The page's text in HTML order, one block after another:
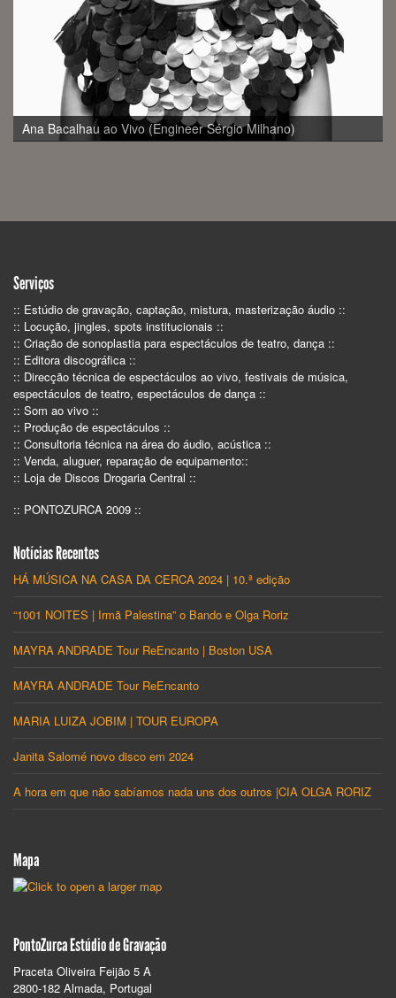
Mayra Andrade ReEncanto ao Vivo (Engineer Sérgio Milhano)
Serviços
:: Estúdio de gravação, captação, mistura, masterização áudio ::
:: Locução, jingles, spots institucionais ::
:: Criação de sonoplastia para espectáculos de teatro, dança ::
:: Editora discográfica ::
:: Direcção técnica de espectáculos ao vivo, festivais de música,
espectáculos de teatro, espectáculos de dança ::
:: Som ao vivo ::
:: Produção de espectáculos ::
:: Consultoria técnica na área do áudio, acústica ::
:: Venda, aluguer, reparação de equipamento::
:: Loja de Discos Drogaria Central ::
:: PONTOZURCA 2009 ::
Notícias Recentes
HÁ MÚSICA NA CASA DA CERCA 2024 | 10.ª edição
“1001 NOITES | Irmã Palestina” o Bando e Olga Roriz
MAYRA ANDRADE Tour ReEncanto | Boston USA
MAYRA ANDRADE Tour ReEncanto
MARIA LUIZA JOBIM | TOUR EUROPA
Janita Salomé novo disco em 2024
A hora em que não sabíamos nada uns dos outros |CIA OLGA RORIZ
Mapa
PontoZurca Estúdio de Gravação
Praceta Oliveira Feijão 5 A
2800-182 Almada, Portugal